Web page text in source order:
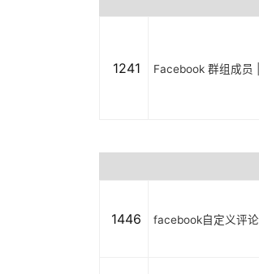
1241 Facebook 群组成
1446 facebook自定义评论